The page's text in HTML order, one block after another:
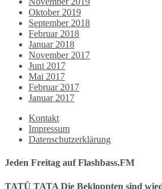
Oktober 2019
September 2018
Februar 2018
Januar 2018
November 2017
Juni 2017
Mai 2017
Februar 2017
Januar 2017
Kontakt
Impressum
Datenschutzerklärung
Jeden Freitag auf Flashbass.FM
TATÜ TATA Die Bekloppten sind